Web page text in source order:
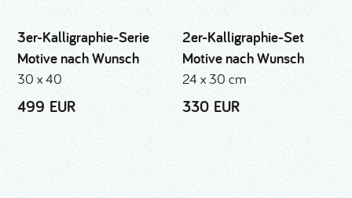
3er-Kalligraphie-Serie
Motive nach Wunsch
30 x 40
499 EUR
2er-Kalligraphie-Set
Motive nach Wunsch
24 x 30 cm
330 EUR